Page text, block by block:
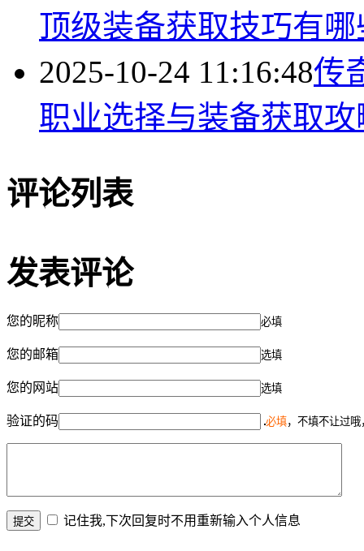
顶级装备获取技巧有哪
2025-10-24 11:16:48传
职业选择与装备获取攻
评论列表
发表评论
您的昵称 必填
您的邮箱 选填
您的网站 选填
验证的码 必填，不填不让过
记住我,下次回复时不用重新输入个人信息